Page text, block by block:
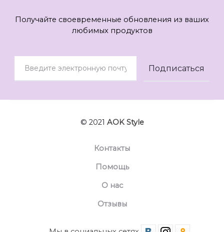
Получайте своевременные обновления из ваших
любимых продуктов
© 2021 AOK Style
Контакты
Помощь
О нас
Отзывы